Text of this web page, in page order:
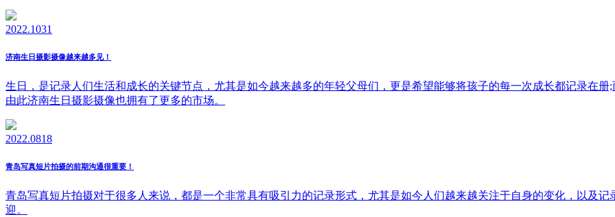
2022.1031
济南生日摄影摄像越来越多见！
生日，是记录人们生活和成长的关键节点，尤其是如今越来越多的年轻父母们，更是希望能够将孩子的每一次成长都记录在
由此济南生日摄影摄像也拥有了更多的市场。
2022.0818
青岛写真短片拍摄的前期沟通很重要！
青岛写真短片拍摄对于很多人来说，都是一个非常具有吸引力的记录形式，尤其是如今人们越来越关注于自身的变化，以及
迎。